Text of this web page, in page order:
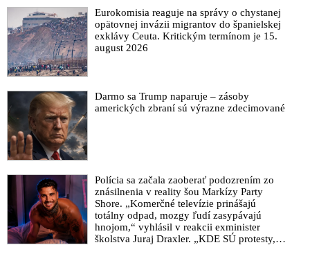
Eurokomisia reaguje na správy o chystanej
opätovnej invázii migrantov do španielskej
exklávy Ceuta. Kritickým termínom je 15.
august 2026
Darmo sa Trump naparuje – zásoby
amerických zbraní sú výrazne zdecimované
Polícia sa začala zaoberať podozrením zo
znásilnenia v reality šou Markízy Party
Shore. „Komerčné televízie prinášajú
totálny odpad, mozgy ľudí zasypávajú
hnojom,“ vyhlásil v reakcii exminister
školstva Juraj Draxler. „KDE SÚ protesty,